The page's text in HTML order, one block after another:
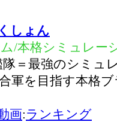
しょん
/本格シミュレー
隊＝最強のシミュ
軍を目指す本格
画:ランキング